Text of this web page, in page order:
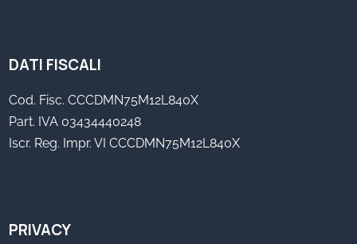
DATI FISCALI
Cod. Fisc. CCCDMN75M12L840X
Part. IVA 03434440248
Iscr. Reg. Impr. VI CCCDMN75M12L840X
PRIVACY